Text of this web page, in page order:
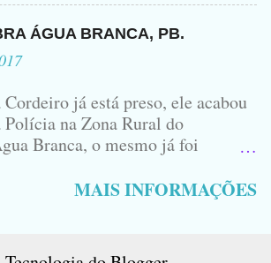
de dois Elementos. [83]9
- Se você souber de alguma
favor avisar através deste
ela tá Desesperada.
ÁGUA BRANCA, PB.
já está preso, ele acabou
Polícia na Zona Rural do
Branca, o mesmo já foi
a informação que, o acusado,
Com uma Bíblia na mão,
MAIS INFORMAÇÕES